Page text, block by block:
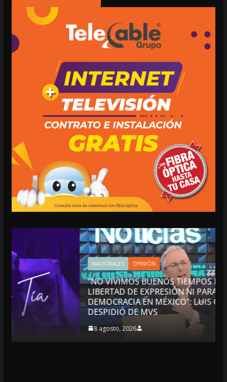
NACIONALES OPINIÓN
“NO VIVIMOS BUENOS TIEMPOS PARA LA
LIBERTAD DE EXPRESIÓN NI PARA LA
DEMOCRACIA EN MÉXICO”: LUIS CÁRDENAS; SE
DESPIDIÓ DE MVS
8 agosto, 2026